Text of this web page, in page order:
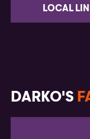
LOCAL
DARKO'S